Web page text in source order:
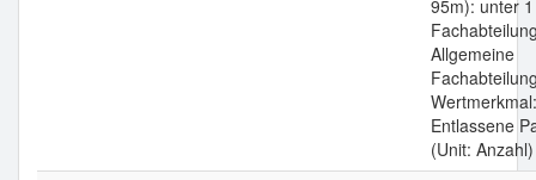
95m): unter
Allgemeine
Wertmerkmal:
Entlassene
(Unit: Anzahl)